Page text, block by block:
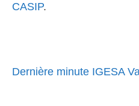
CASIP.
Dernière minute IGESA